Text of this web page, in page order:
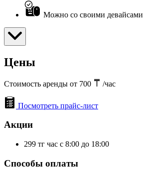
Можно со своими девайсами
Цены
Стоимость аренды от 700 /час
Посмотреть прайс-лист
Акции
299 тг час с 8:00 до 18:00
Способы оплаты